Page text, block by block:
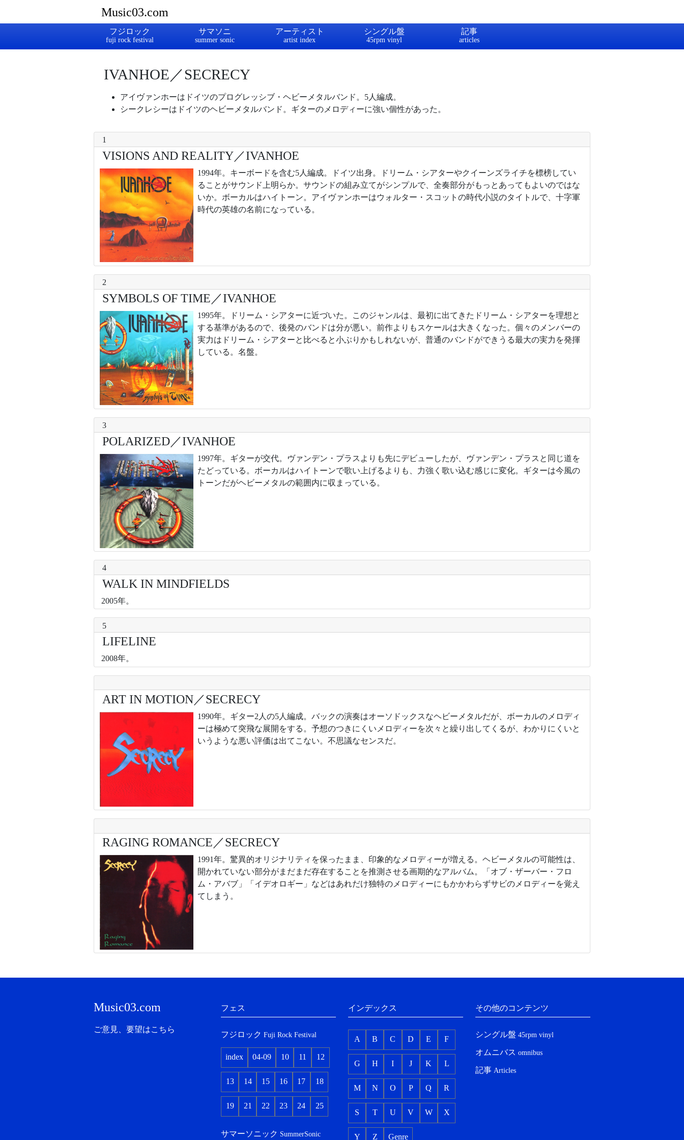
Music03.com
フジロック サマソニ アーティスト シングル盤 記事
IVANHOE／SECRECY
アイヴァンホーはドイツのプログレッシブ・ヘビーメタルバンド。5人編成。
シークレシーはドイツのヘビーメタルバンド。ギターのメロディーに強い個性があった。
1
VISIONS AND REALITY／IVANHOE
1994年。キーボードを含む5人編成。ドイツ出身。ドリーム・シアターやクイーンズライチを標榜してい
ることがサウンド上明らか。サウンドの組み立てがシンプルで、全奏部分がもっとあってもよいのではな
いか。ボーカルはハイトーン。アイヴァンホーはウォルター・スコットの時代小説のタイトルで、十字軍
時代の英雄の名前になっている。
2
SYMBOLS OF TIME／IVANHOE
1995年。ドリーム・シアターに近づいた。このジャンルは、最初に出てきたドリーム・シアターを理想と
する基準があるので、後発のバンドは分が悪い。前作よりもスケールは大きくなった。個々のメンバーの
実力はドリーム・シアターと比べると小ぶりかもしれないが、普通のバンドができうる最大の実力を発揮
している。名盤。
3
POLARIZED／IVANHOE
1997年。ギターが交代。ヴァンデン・プラスよりも先にデビューしたが、ヴァンデン・プラスと同じ道を
たどっている。ボーカルはハイトーンで歌い上げるよりも、力強く歌い込む感じに変化。ギターは今風の
トーンだがヘビーメタルの範囲内に収まっている。
4
WALK IN MINDFIELDS
2005年。
5
LIFELINE
2008年。
ART IN MOTION／SECRECY
1990年。ギター2人の5人編成。バックの演奏はオーソドックスなヘビーメタルだが、ボーカルのメロディ
ーは極めて突飛な展開をする。予想のつきにくいメロディーを次々と繰り出してくるが、わかりにくいと
いうような悪い評価は出てこない。不思議なセンスだ。
RAGING ROMANCE／SECRECY
1991年。驚異的オリジナリティを保ったまま、印象的なメロディーが増える。ヘビーメタルの可能性は、
開かれていない部分がまだまだ存在することを推測させる画期的なアルバム。「オブ・ザーバー・フロ
ム・アバブ」「イデオロギー」などはあれだけ独特のメロディーにもかかわらずサビのメロディーを覚え
てしまう。
フェス
フジロック Fuji Rock Festival
index 04-09 10 11 12
13 14 15 16 17 18
19 21 22 23 24 25
サマーソニック SummerSonic
インデックス
A B C D E F
G H I J K L
M N O P Q R
S T U V W X
Y Z Genre
その他のコンテンツ
シングル盤 45rpm vinyl
オムニバス omnibus
記事 Articles
Music03.com
ご意見、要望はこちら